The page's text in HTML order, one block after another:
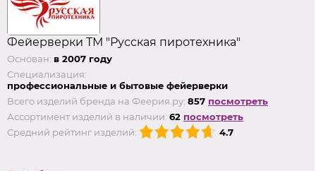
Фейерверки ТМ "Русская пиротехника"
Основан: в 2007 году
Специализация:
профессиональные и бытовые фейерверки
Всего изделий бренда на Феерия.ру: 857 посмотреть
Ассортимент изделий в наличии: 62 посмотреть
Средний рейтинг изделий:
4.7